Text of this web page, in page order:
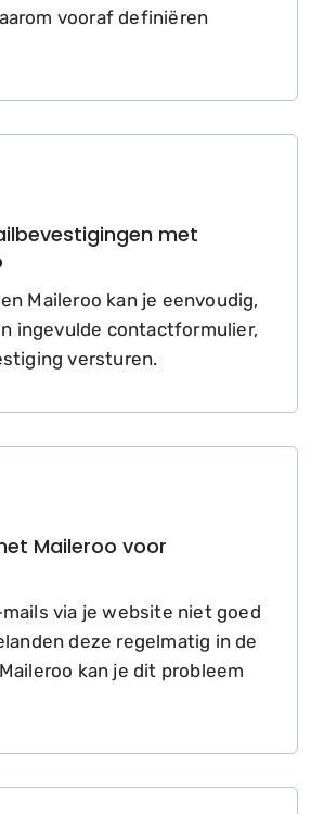
vooraf definiëren
met
Maileroo kan je eenvoudig,
ingevulde contactformulier,
versturen.
Maileroo voor
via je website niet goed
deze regelmatig in de
kan je dit probleem